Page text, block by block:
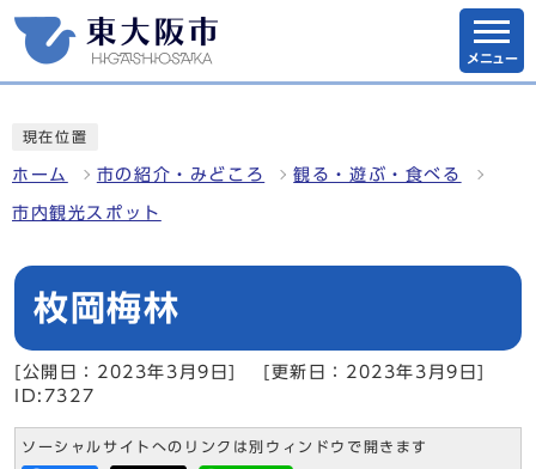
メニュー
現在位置
ホーム 市の紹介・みどころ 観る・遊ぶ・食べる
市内観光スポット
枚岡梅林
[公開日：2023年3月9日]
[更新日：2023年3月9日]
ID:7327
ソーシャルサイトへのリンクは別ウィンドウで開きます